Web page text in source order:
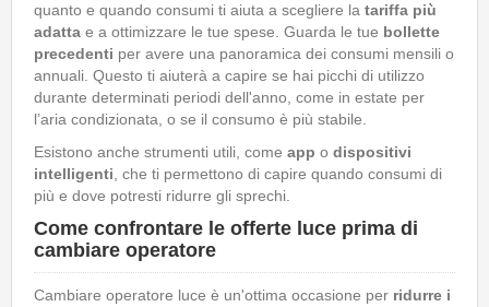
quanto e quando consumi ti aiuta a scegliere la tariffa più
adatta e a ottimizzare le tue spese. Guarda le tue bollette
precedenti per avere una panoramica dei consumi mensili o
annuali. Questo ti aiuterà a capire se hai picchi di utilizzo
durante determinati periodi dell'anno, come in estate per
l’aria condizionata, o se il consumo è più stabile.
Esistono anche strumenti utili, come app o dispositivi
intelligenti , che ti permettono di capire quando consumi di
più e dove potresti ridurre gli sprechi.
Come confrontare le offerte luce prima di
cambiare operatore
Cambiare operatore luce è un'ottima occasione per ridurre i